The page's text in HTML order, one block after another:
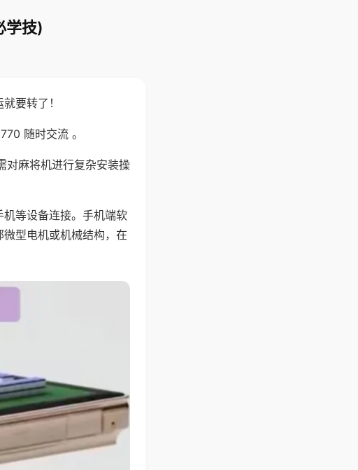
学技)
要转了！
随时交流 。
对麻将机进行复杂安装操
等设备连接。手机端软
型电机或机械结构，在